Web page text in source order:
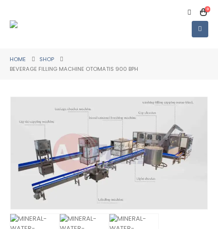
0
HOME
SHOP
BEVERAGE FILLING MACHINE OTOMATIS 900 BPH